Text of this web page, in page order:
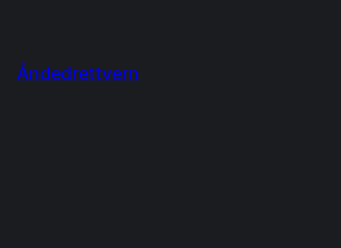
Åndedrettvern